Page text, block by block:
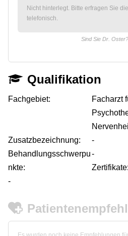
Nicht hinterlegt. Bitte erfragen Sie
telefonisch.
Sind Sie Dr. Oster?
Qualifikation
Fachgebiet:
Facharzt
Zusatzbezeichnung:
-
Behandlungsschwerpu
nkte:
-
Zertifikate:
-